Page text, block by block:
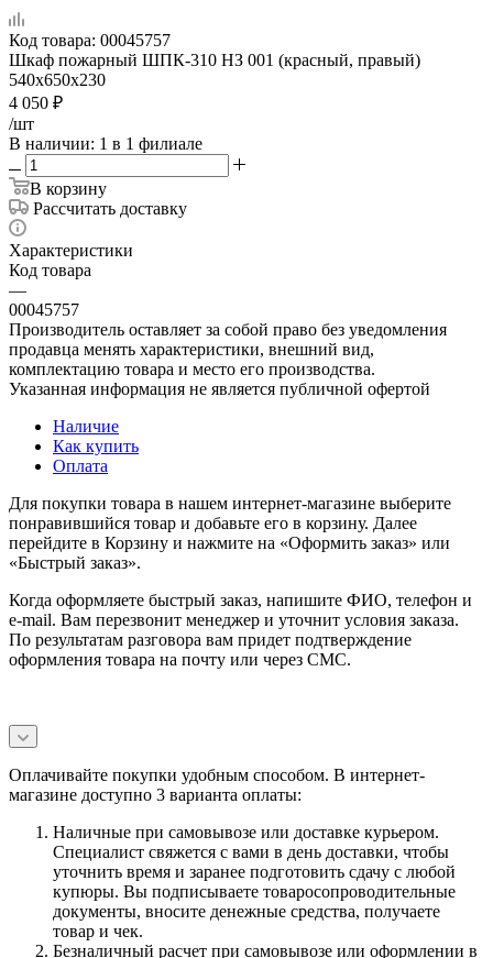
Код товара: 00045757
Шкаф пожарный ШПК-310 НЗ 001 (красный, правый)
540x650x230
4 050 ₽
/шт
В наличии: 1 в 1 филиале
В корзину
Рассчитать доставку
Характеристики
Код товара
—
00045757
Производитель оставляет за собой право без уведомления
продавца менять характеристики, внешний вид,
комплектацию товара и место его производства.
Указанная информация не является публичной офертой
Наличие
Как купить
Оплата
Для покупки товара в нашем интернет-магазине выберите
понравившийся товар и добавьте его в корзину. Далее
перейдите в Корзину и нажмите на «Оформить заказ» или
«Быстрый заказ».
Когда оформляете быстрый заказ, напишите ФИО, телефон и
e-mail. Вам перезвонит менеджер и уточнит условия заказа.
По результатам разговора вам придет подтверждение
оформления товара на почту или через СМС.
Оплачивайте покупки удобным способом. В интернет-
магазине доступно 3 варианта оплаты:
Наличные при самовывозе или доставке курьером.
Специалист свяжется с вами в день доставки, чтобы
уточнить время и заранее подготовить сдачу с любой
купюры. Вы подписываете товаросопроводительные
документы, вносите денежные средства, получаете
товар и чек.
Безналичный расчет при самовывозе или оформлении в